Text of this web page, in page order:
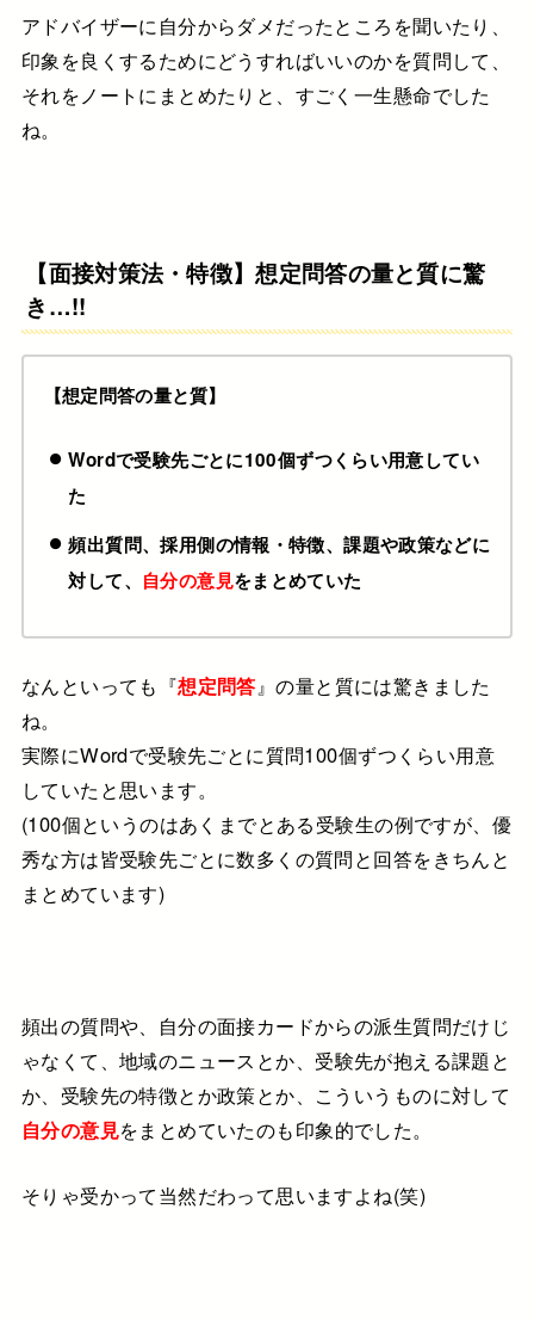
アドバイザーに自分からダメだったところを聞いたり、
印象を良くするためにどうすればいいのかを質問して、
それをノートにまとめたりと、すごく一生懸命でした
ね。
【面接対策法・特徴】想定問答の量と質に驚
き…!!
【想定問答の量と質】
Wordで受験先ごとに100個ずつくらい用意してい
た
頻出質問、採用側の情報・特徴、課題や政策などに
対して、 自分の意見をまとめていた
なんといっても『想定問答 』の量と質には驚きました
ね。
実際にWordで受験先ごとに質問100個ずつくらい用意
していたと思います。
(100個というのはあくまでとある受験生の例ですが、優
秀な方は皆受験先ごとに数多くの質問と回答をきちんと
まとめています)
頻出の質問や、自分の面接カードからの派生質問だけじ
ゃなくて、 地域のニュースとか、受験先が抱える課題と
か、受験先の特徴とか政策とか、こういうものに対して
自分の意見をまとめていたのも印象的でした。
そりゃ受かって当然だわって思いますよね(笑)